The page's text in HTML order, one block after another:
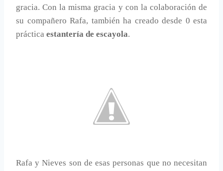
gracia. Con la misma gracia y con la colaboración de
su compañero Rafa, también ha creado desde 0 esta
práctica estantería de escayola.
Rafa y Nieves son de esas personas que no necesitan